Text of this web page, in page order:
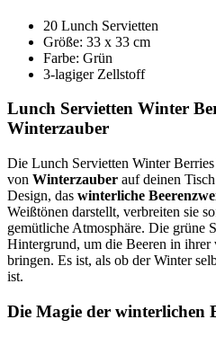
20 Lunch Servietten
Größe: 33 x 33 cm
Farbe: Grün
3-lagiger Zellstoff
Lunch Servietten Winter
Winterzauber
Die Lunch Servietten Winter
von Winterzauber auf deinen
Design, das winterliche
Weißtönen darstellt, verbreiten sie
gemütliche Atmosphäre. Die grüne
Hintergrund, um die Beeren in
bringen. Es ist, als ob der Winter
ist.
Die Magie der winterlichen